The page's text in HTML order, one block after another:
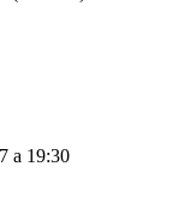
a 19:30